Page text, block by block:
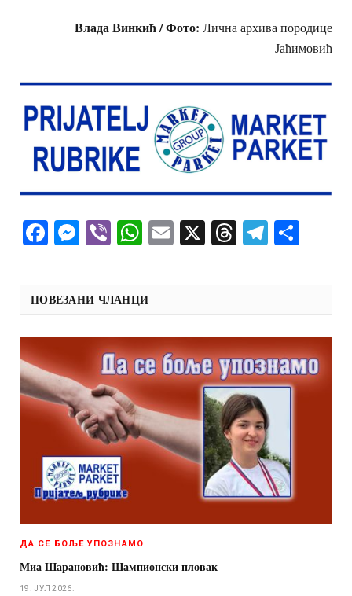
Влада Винкић /Фото: Лична архива породице
Јаћимовић
Facebook
Messenger
ViberWhatsApp
Email
X Threads
ПОВЕЗАНИ ЧЛАНЦИ
ДА СЕ БОЉЕ УПОЗНАМО
Миа Шарановић: Шампионски пловак
19. ЈУЛ 2026.